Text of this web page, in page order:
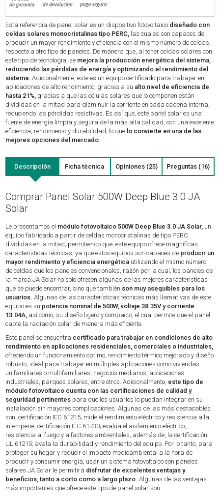
Esta referencia de panel solar es un dispositivo fotovoltaico diseñado con
celdas solares monocristalinas tipo PERC, las cuales son capaces de
producir un mayor rendimiento y eficiencia con el mismo número de celdas,
respecto a otro tipo de paneles. De manera que, al tener celdas solares con
este tipo de tecnología, se mejora la producción energética del sistema,
reduciendo las pérdidas de energía y optimizando el rendimiento del
sistema.Adicionalmente, este es un equipo certificado para trabajar en
aplicaciones de alto rendimiento, gracias a su alto nivel de eficiencia de
hasta 21%, gracias a que las células solares que lo componen están
divididas en la mitad para disminuir la corriente en cada cadena interna,
reduciendo las pérdidas resistivas. Es así que, este panel solar es una
fuente de energía limpia y segura de la más alta calidad, con una excelente
eficiencia, rendimiento y durabilidad, lo que lo convierte en una de las
mejores opciones del mercado.
Descripción Ficha técnica Opiniones (25) Preguntas (16)
Comprar Panel Solar 500W Deep Blue 3.0 JA
Solar
Le presentamos el módulo fotovoltaico 500W Deep Blue 3.0 JA Solar, un
equipo fabricado a partir de celdas monocristalinas de tipo PERC
divididas en la mitad, permitiendo que, este equipo ofrece magníficas
características técnicas, ya que estos equipos son capaces de producir un
mayor rendimiento y eficiencia energética utilizando el mismo número
de celdas que los paneles convencionales, razón por la cual, los paneles de
la marca JA Solar no solo ofrecen algunas de las mejores características
que se puede encontrar, sino que también son muy asequibles para los
usuarios.Algunas de las características técnicas más llamativas de este
equipo es su potencia nominal de 500W, voltaje 38.35V y corriente
13.04A, así como, su diseño ligero y compacto, el cual permite que el panel
capte la radiación solar de manera más eficiente.
Este panel se encuentra certificado para trabajar en condiciones de alto
rendimiento en aplicaciones residenciales, comerciales o industriales,
ofreciendo un funcionamiento óptimo, rendimiento térmico mejorado y diseño
robusto, ideal para trabajar en múltiples aplicaciones como viviendas
unifamiliares o multifamiliares, negocios medianos, aplicaciones
industriales, parques solares, entre otros. Adicionalmente, este tipo de
módulo fotovoltaico cuenta con las certificaciones de calidad y
seguridad pertinentes para que los usuarios lo puedan integrar en su
instalación sin mayores complicaciones. Algunas de las más destacables
son, certificación IEC 61215; mide el rendimiento eléctrico y resistencia a la
intemperie, certificación IEC 61730; evalúa el aislamiento eléctrico,
resistencia al fuego y a factores ambientales, además de, la certificación
UL 61215; avala la durabilidad y rendimiento del equipo. Por lo tanto, para
proteger su hogar y reducir el impacto medioambiental a la hora de
producir y consumir energía, usar un sistema fotovoltaico con paneles
solares JA Solar le permitirá disfrutar de excelentes ventajas y
beneficios, tanto a corto como a largo plazo. Algunas de las ventajas
más importantes que ofrece este tipo de panel solar son: